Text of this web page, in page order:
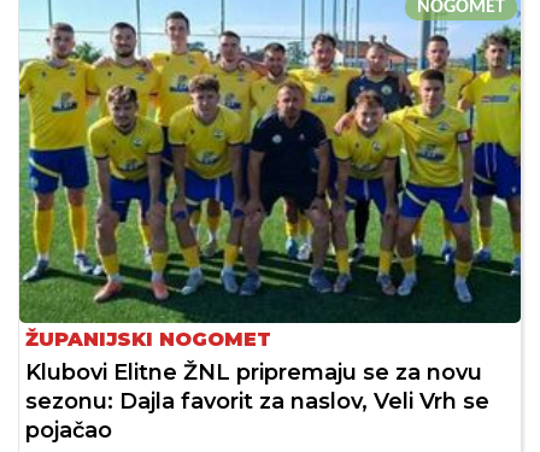
NOGOMET
ŽUPANIJSKI NOGOMET
Klubovi Elitne ŽNL pripremaju se za novu
sezonu: Dajla favorit za naslov, Veli Vrh se
pojačao